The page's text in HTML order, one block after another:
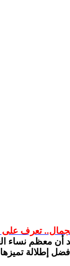
تعرف على
أن معظم
إطلالة